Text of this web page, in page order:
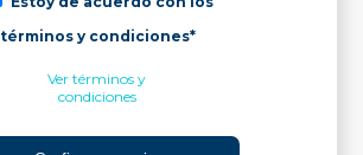
términos y condiciones*
Ver términos y
condiciones